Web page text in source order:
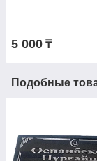
5 000 ₸
Подобные